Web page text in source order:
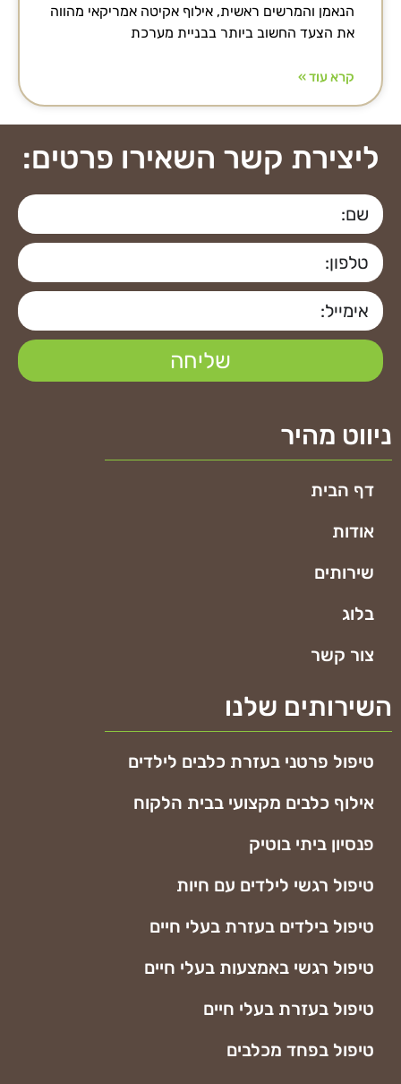
הנאמן והמרשים ראשית, אילוף אקיטה אמריקאי מהווה
את הצעד החשוב ביותר בבניית מערכת
קרא עוד »
ליצירת קשר השאירו פרטים:
שליחה
ניווט מהיר
דף הבית
אודות
שירותים
בלוג
צור קשר
השירותים שלנו
טיפול פרטני בעזרת כלבים לילדים
אילוף כלבים מקצועי בבית הלקוח
פנסיון ביתי בוטיק
טיפול רגשי לילדים עם חיות
טיפול בילדים בעזרת בעלי חיים
טיפול רגשי באמצעות בעלי חיים
טיפול בעזרת בעלי חיים
טיפול בפחד מכלבים